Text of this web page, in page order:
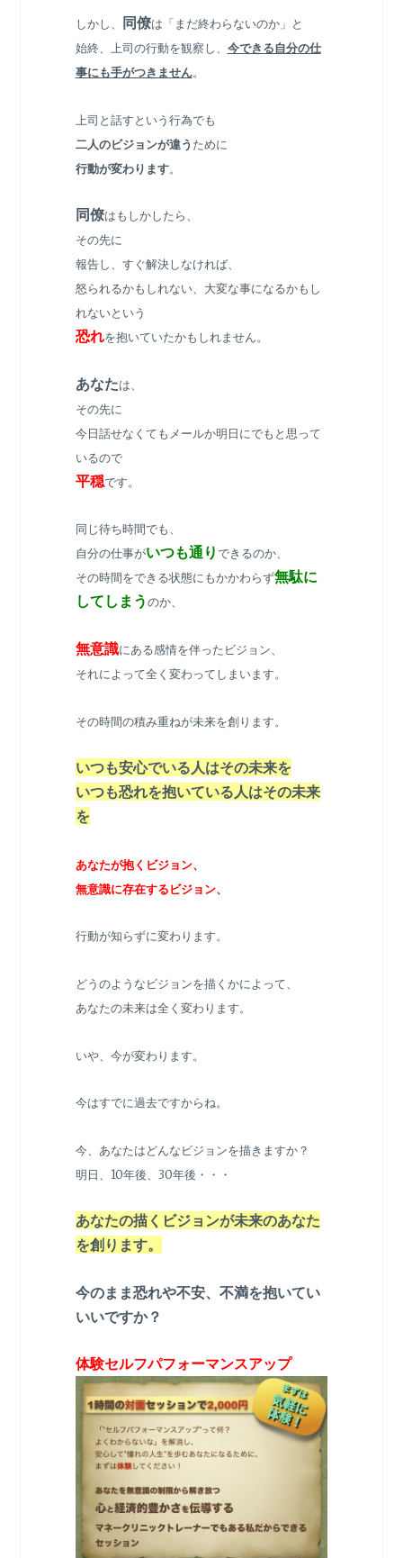
しかし、 同僚は「まだ終わらないのか」と
始終、上司の行動を観察し、 今できる自分の仕
事にも手がつきません。
上司と話すという行為でも
二人のビジョンが違う ために
行動が変わります。
同僚はもしかしたら、
その先に
報告し、すぐ解決しなければ、
怒られるかもしれない、大変な事になるかもし
れないという
恐れを抱いていたかもしれません。
あなたは、
その先に
今日話せなくてもメールか明日にでもと思って
いるので
平穏です。
同じ待ち時間でも、
自分の仕事がいつも通りできるのか、
その時間をできる状態にもかかわらず無駄に
してしまうのか、
無意識にある感情を伴ったビジョン、
それによって全く変わってしまいます。
その時間の積み重ねが未来を創ります。
いつも安心でいる人はその未来を
いつも恐れを抱いている人はその未来
を
あなたが抱くビジョン、
無意識に存在するビジョン、
行動が知らずに変わります。
どうのようなビジョンを描くかによって、
あなたの未来は全く変わります。
いや、今が変わります。
今はすでに過去ですからね。
今、あなたはどんなビジョンを描きますか？
明日、10年後、30年後・・・
あなたの描くビジョンが未来のあなた
を創ります。
今のまま恐れや不安、不満を抱いてい
いいですか？
体験セルフパフォーマンスアップ